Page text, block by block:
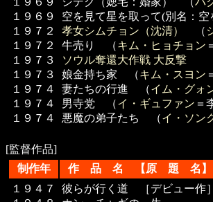
１９６９
１９７２
１９７２
１９７３
１９７３
１９７４
１９７４
１９７４
空を見て星を取って(別名：
孝女シムチョン（沈清）
（
牛売り （キム・ヒョチョン
ソウル奪還大作戦 大反撃 【
娘金持ち家 （キム・スヨン
妻たちの行進 （イム・グォ
男寺党 （イ・ギュファン ＝
悪魔の弟子たち （イ・ソン
[監督作品]
制作年
作 品 名 【原 題 名】
１９４７
彼らが行く道 ［デビュー作］